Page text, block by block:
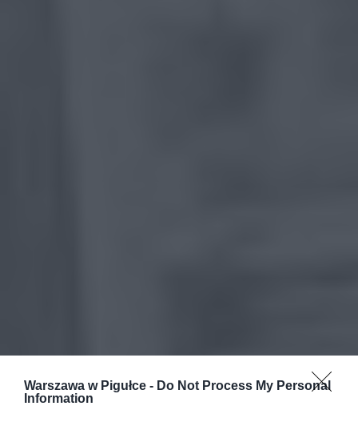
Warszawa w Pigułce - Do Not Process My Personal
Information